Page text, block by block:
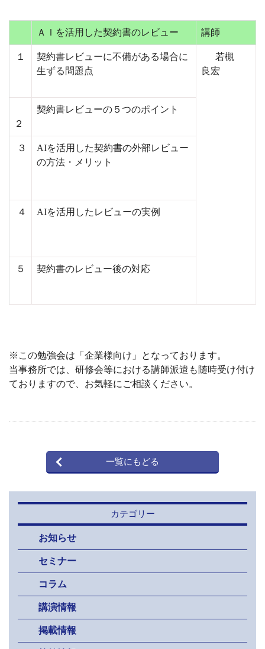
ＡＩを活用した契約書のレビュー 講師
１
契約書レビューに不備がある場合に
生ずる問題点
若槻
良宏
２
契約書レビューの５つのポイント
３
AIを活用した契約書の外部レビュー
の方法・メリット
４ AIを活用したレビューの実例
５ 契約書のレビュー後の対応
※この勉強会は 「企業様向け」
となっております。
当事務所では、研修会等における講師派遣も随時受け付け
ておりますので、お気軽にご相談ください。
一覧にもどる
カテゴリー
お知らせ
セミナー
コラム
講演情報
掲載情報